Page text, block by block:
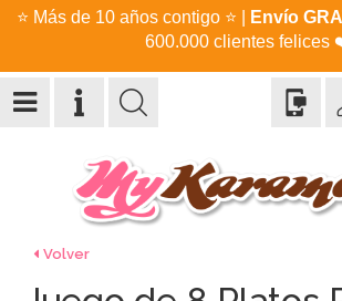
⭐ Más de 10 años contigo ⭐ Envío
600.000 clientes felices
Volver